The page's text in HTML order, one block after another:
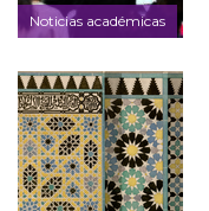
Noticias académicas